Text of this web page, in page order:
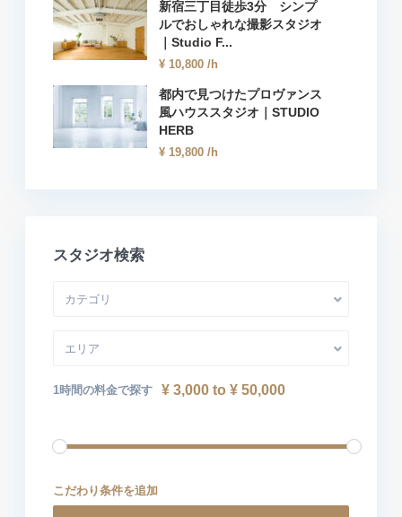
新宿三丁目徒歩3分 シンプ
ルでおしゃれな撮影スタジオ
｜Studio F...
¥ 10,800 /h
都内で見つけたプロヴァンス
風ハウススタジオ｜STUDIO
HERB
¥ 19,800 /h
スタジオ検索
カテゴリ
エリア
1時間の料金で探す ¥ 3,000 to ¥ 50,000
こだわり条件を追加